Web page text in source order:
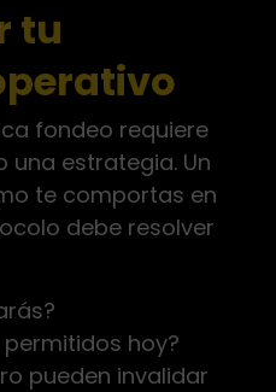
tu
fondeo requiere
una estrategia. Un
te comportas en
debe resolver
hoy?
pueden invalidar